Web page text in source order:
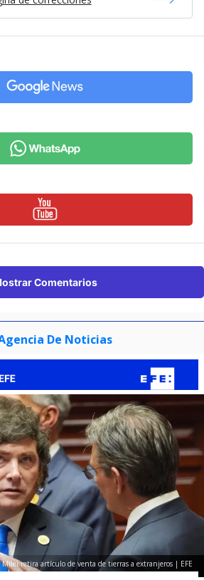
Comentarios
De Noticias
Milei retira artículo de venta de tierras a extranjeros | EFE